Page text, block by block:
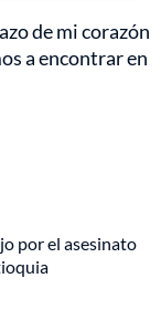
de mi corazón
a encontrar en
por el asesinato